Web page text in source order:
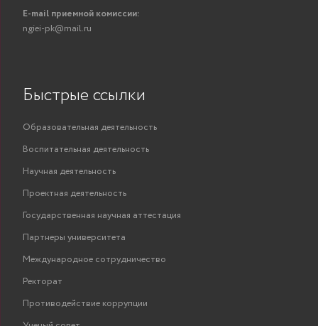
E-mail приемной комиссии:
ngiei-pk@mail.ru
Быстрые ссылки
Образовательная деятельность
Воспитательная деятельность
Научная деятельность
Проектная деятельность
Государственная научная аттестация
Партнеры университета
Международное сотрудничество
Ректорат
Противодействие коррупции